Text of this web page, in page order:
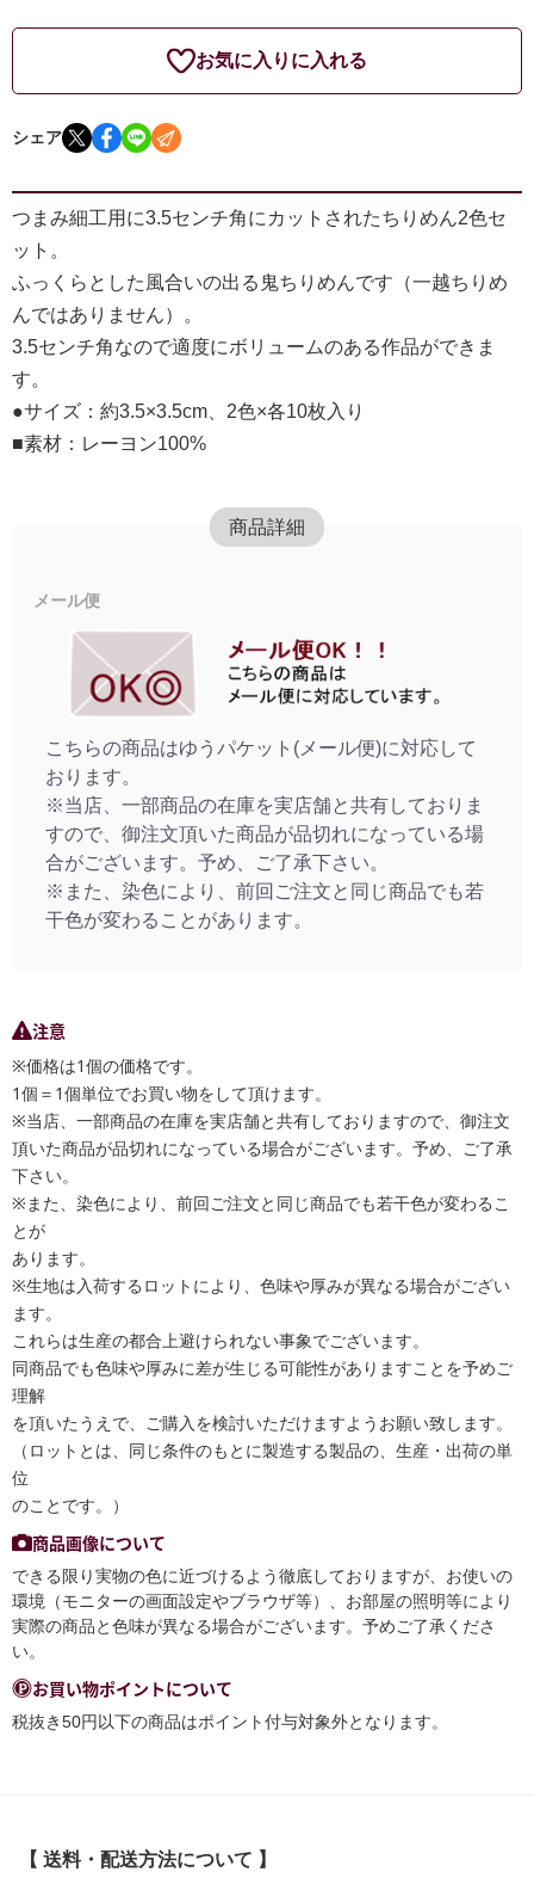
お気に入りに入れる
シェア
つまみ細工用に3.5センチ角にカットされたちりめん2色セ
ット。
ふっくらとした風合いの出る鬼ちりめんです（一越ちりめ
んではありません）。
3.5センチ角なので適度にボリュームのある作品ができま
す。
●サイズ：約3.5×3.5cm、2色×各10枚入り
■素材：レーヨン100%
商品詳細
メール便
こちらの商品はゆうパケット(メール便)に対応して
おります。
※当店、一部商品の在庫を実店舗と共有しておりま
すので、御注文頂いた商品が品切れになっている場
合がございます。予め、ご了承下さい。
※また、染色により、前回ご注文と同じ商品でも若
干色が変わることがあります。
注意
※価格は1個の価格です。
1個＝1個単位でお買い物をして頂けます。
※当店、一部商品の在庫を実店舗と共有しておりますので、御注文
頂いた商品が品切れになっている場合がございます。予め、ご了承
下さい。
※また、染色により、前回ご注文と同じ商品でも若干色が変わるこ
とが
あります。
※生地は入荷するロットにより、色味や厚みが異なる場合がござい
ます。
これらは生産の都合上避けられない事象でございます。
同商品でも色味や厚みに差が生じる可能性がありますことを予めご
理解
を頂いたうえで、ご購入を検討いただけますようお願い致します。
（ロットとは、同じ条件のもとに製造する製品の、生産・出荷の単
位
のことです。）
商品画像について
できる限り実物の色に近づけるよう徹底しておりますが、お使いの
環境（モニターの画面設定やブラウザ等）、お部屋の照明等により
実際の商品と色味が異なる場合がございます。予めご了承くださ
い。
お買い物ポイントについて
税抜き50円以下の商品はポイント付与対象外となります。
【 送料・配送方法について 】